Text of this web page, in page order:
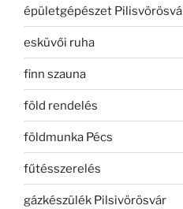
épületgépészet Pilisvörösvá
esküvői ruha
finn szauna
föld rendelés
földmunka Pécs
fűtésszerelés
gázkészülék Pilsivörösvár